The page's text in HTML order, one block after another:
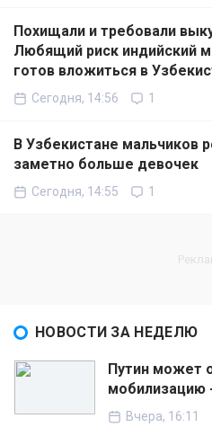
Похищали и требовали
Любящий риск индийский
готов вложиться в
Сегодня, 14:56 1
В Узбекистане мальчиков
заметно больше девочек
Сегодня, 14:55 1
НОВОСТИ ЗА НЕДЕЛЮ
Путин может
мобилизацию
Вчера, 16:11